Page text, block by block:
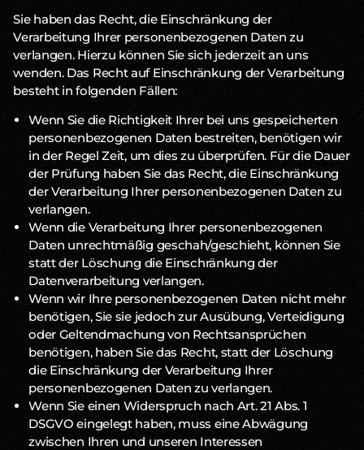
Sie haben das Recht, die Einschränkung der
Verarbeitung Ihrer personenbezogenen Daten zu
verlangen. Hierzu können Sie sich jederzeit an uns
wenden. Das Recht auf Einschränkung der Verarbeitung
besteht in folgenden Fällen:
Wenn Sie die Richtigkeit Ihrer bei uns gespeicherten
personenbezogenen Daten bestreiten, benötigen wir
in der Regel Zeit, um dies zu überprüfen. Für die Dauer
der Prüfung haben Sie das Recht, die Einschränkung
der Verarbeitung Ihrer personenbezogenen Daten zu
verlangen.
Wenn die Verarbeitung Ihrer personenbezogenen
Daten unrechtmäßig geschah/geschieht, können Sie
statt der Löschung die Einschränkung der
Datenverarbeitung verlangen.
Wenn wir Ihre personenbezogenen Daten nicht mehr
benötigen, Sie sie jedoch zur Ausübung, Verteidigung
oder Geltendmachung von Rechtsansprüchen
benötigen, haben Sie das Recht, statt der Löschung
die Einschränkung der Verarbeitung Ihrer
personenbezogenen Daten zu verlangen.
Wenn Sie einen Widerspruch nach Art. 21 Abs. 1
DSGVO eingelegt haben, muss eine Abwägung
zwischen Ihren und unseren Interessen